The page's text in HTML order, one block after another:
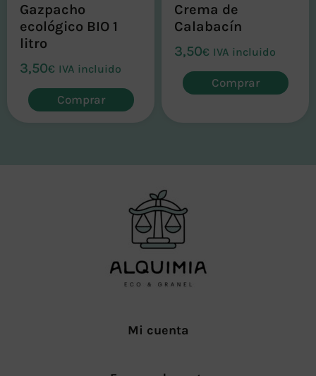
Gazpacho
ecológico BIO 1
litro
3,50€ IVA incluido
Comprar
Crema de
Calabacín
3,50€ IVA incluido
Comprar
Mi cuenta